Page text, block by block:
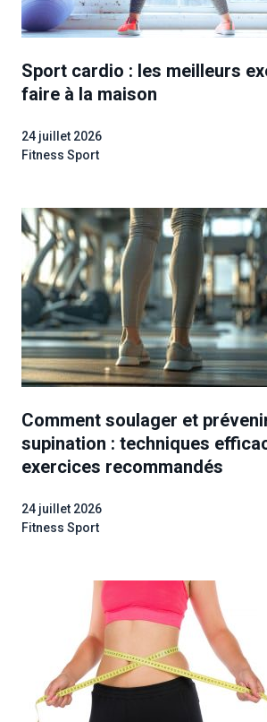
Sport cardio : les meilleurs
faire à la maison
24 juillet 2026
Fitness Sport
Comment soulager et
supination : techniques
exercices recommandés
24 juillet 2026
Fitness Sport